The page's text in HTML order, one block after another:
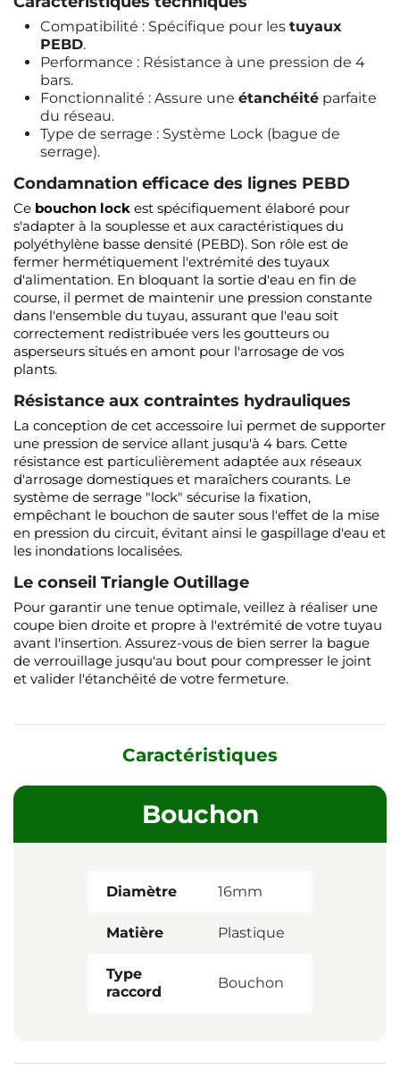
Compatibilité : Spécifique pour les tuyaux
PEBD.
Performance : Résistance à une pression de 4
bars.
Fonctionnalité : Assure une étanchéité parfaite
du réseau.
Type de serrage : Système Lock (bague de
serrage).
Condamnation efficace des lignes PEBD
Ce bouchon lock est spécifiquement élaboré pour
s'adapter à la souplesse et aux caractéristiques du
polyéthylène basse densité (PEBD). Son rôle est de
fermer hermétiquement l'extrémité des tuyaux
d'alimentation. En bloquant la sortie d'eau en fin de
course, il permet de maintenir une pression constante
dans l'ensemble du tuyau, assurant que l'eau soit
correctement redistribuée vers les goutteurs ou
asperseurs situés en amont pour l'arrosage de vos
plants.
Résistance aux contraintes hydrauliques
La conception de cet accessoire lui permet de supporter
une pression de service allant jusqu'à 4 bars. Cette
résistance est particulièrement adaptée aux réseaux
d'arrosage domestiques et maraîchers courants. Le
système de serrage "lock" sécurise la fixation,
empêchant le bouchon de sauter sous l'effet de la mise
en pression du circuit, évitant ainsi le gaspillage d'eau et
les inondations localisées.
Le conseil Triangle Outillage
Pour garantir une tenue optimale, veillez à réaliser une
coupe bien droite et propre à l'extrémité de votre tuyau
avant l'insertion. Assurez-vous de bien serrer la bague
de verrouillage jusqu'au bout pour compresser le joint
et valider l'étanchéité de votre fermeture.
Caractéristiques
Bouchon
Diamètre 16mm
Matière Plastique
Type
raccord
Bouchon